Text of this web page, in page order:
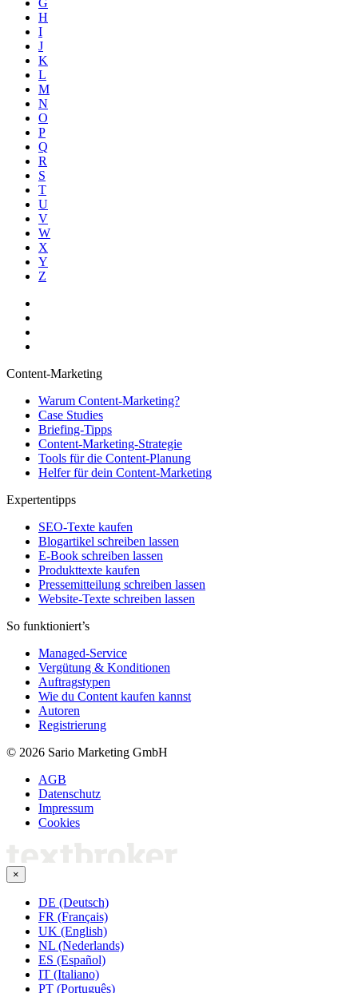
G
H
I
J
K
L
M
N
O
P
Q
R
S
T
U
V
W
X
Y
Z
Content-Marketing
Warum Content-Marketing?
Case Studies
Briefing-Tipps
Content-Marketing-Strategie
Tools für die Content-Planung
Helfer für dein Content-Marketing
Expertentipps
SEO-Texte kaufen
Blogartikel schreiben lassen
E-Book schreiben lassen
Produkttexte kaufen
Pressemitteilung schreiben lassen
Website-Texte schreiben lassen
So funktioniert’s
Managed-Service
Vergütung & Konditionen
Auftragstypen
Wie du Content kaufen kannst
Autoren
Registrierung
© 2026 Sario Marketing GmbH
AGB
Datenschutz
Impressum
Cookies
×
DE (Deutsch)
FR (Français)
UK (English)
NL (Nederlands)
ES (Español)
IT (Italiano)
PT (Português)